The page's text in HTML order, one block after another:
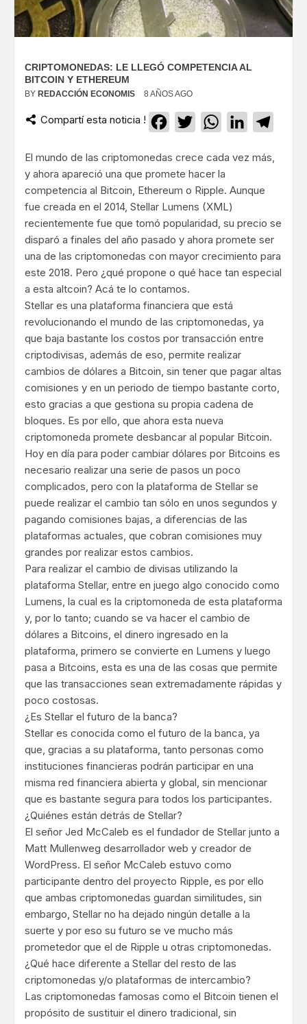
CRIPTOMONEDAS: LE LLEGÓ COMPETENCIA AL
BITCOIN Y ETHEREUM
BY REDACCIÓN ECONOMIS 8 AÑOS AGO
Compartí esta noticia ! Facebook
TwitterWhatsApp
LinkedIn
El mundo de las criptomonedas crece cada vez más,
y ahora apareció una que promete hacer la
competencia al Bitcoin, Ethereum o Ripple. Aunque
fue creada en el 2014, Stellar Lumens (XML)
recientemente fue que tomó popularidad, su precio se
disparó a finales del año pasado y ahora promete ser
una de las criptomonedas con mayor crecimiento para
este 2018. Pero ¿qué propone o qué hace tan especial
a esta altcoin? Acá te lo contamos.
Stellar es una plataforma financiera que está
revolucionando el mundo de las criptomonedas, ya
que baja bastante los costos por transacción entre
criptodivisas, además de eso, permite realizar
cambios de dólares a Bitcoin, sin tener que pagar altas
comisiones y en un periodo de tiempo bastante corto,
esto gracias a que gestiona su propia cadena de
bloques. Es por ello, que ahora esta nueva
criptomoneda promete desbancar al popular Bitcoin.
Hoy en día para poder cambiar dólares por Bitcoins es
necesario realizar una serie de pasos un poco
complicados, pero con la plataforma de Stellar se
puede realizar el cambio tan sólo en unos segundos y
pagando comisiones bajas, a diferencias de las
plataformas actuales, que cobran comisiones muy
grandes por realizar estos cambios.
Para realizar el cambio de divisas utilizando la
plataforma Stellar, entre en juego algo conocido como
Lumens, la cual es la criptomoneda de esta plataforma
y, por lo tanto; cuando se va hacer el cambio de
dólares a Bitcoins, el dinero ingresado en la
plataforma, primero se convierte en Lumens y luego
pasa a Bitcoins, esta es una de las cosas que permite
que las transacciones sean extremadamente rápidas y
poco costosas.
¿Es Stellar el futuro de la banca?
Stellar es conocida como el futuro de la banca, ya
que, gracias a su plataforma, tanto personas como
instituciones financieras podrán participar en una
misma red financiera abierta y global, sin mencionar
que es bastante segura para todos los participantes.
¿Quiénes están detrás de Stellar?
El señor Jed McCaleb es el fundador de Stellar junto a
Matt Mullenweg desarrollador web y creador de
WordPress. El señor McCaleb estuvo como
participante dentro del proyecto Ripple, es por ello
que ambas criptomonedas guardan similitudes, sin
embargo, Stellar no ha dejado ningún detalle a la
suerte y por eso su futuro se ve mucho más
prometedor que el de Ripple u otras criptomonedas.
¿Qué hace diferente a Stellar del resto de las
criptomonedas y/o plataformas de intercambio?
Las criptomonedas famosas como el Bitcoin tienen el
propósito de sustituir el dinero tradicional, sin